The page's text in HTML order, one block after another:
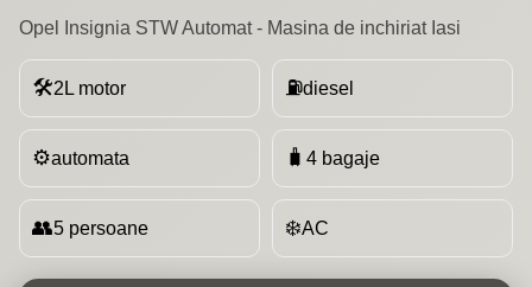
Opel Insignia STW Automat - Masina de inchiriat Iasi
🛠2L motor ⛽diesel
⚙️automata 🧳 4 bagaje
👥5 persoane ❄️AC